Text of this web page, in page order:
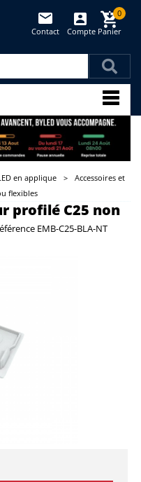
Panier
0
Compte
Contact
en applique >
Accessoires et
flexibles
profilé C25 non
EMB-C25-BLA-NT